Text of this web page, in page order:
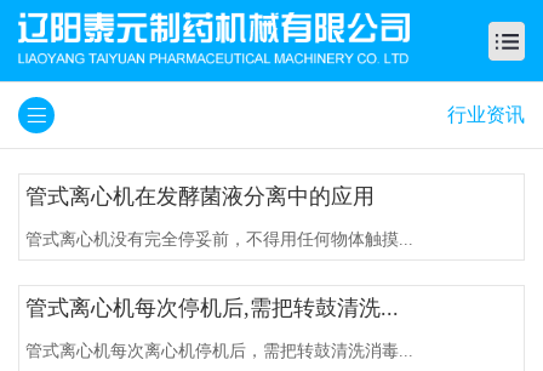
行业资讯
管式离心机在发酵菌液分离中的应用
管式离心机没有完全停妥前，不得用任何物体触摸...
管式离心机每次停机后,需把转鼓清洗...
管式离心机每次离心机停机后，需把转鼓清洗消毒...